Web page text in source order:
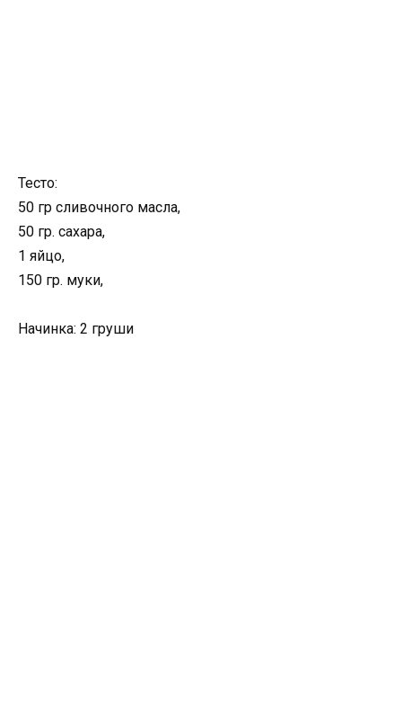
Тесто:
50 гр сливочного масла,
50 гр. сахара,
1 яйцо,
150 гр. муки,
Начинка: 2 груши